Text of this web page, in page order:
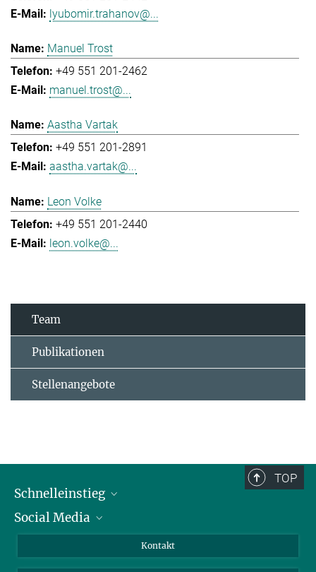
lyubomir.trahanov@...
Manuel Trost
+49 551 201-2462
manuel.trost@...
Aastha Vartak
+49 551 201-2891
aastha.vartak@...
Leon Volke
+49 551 201-2440
leon.volke@...
Team
Publikationen
Stellenangebote
TOP
Schnelleinstieg
Alumni
Social Media
Kontakt